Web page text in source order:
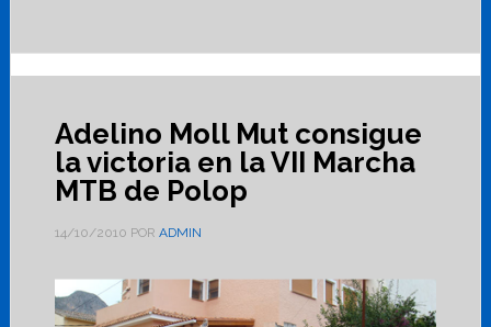
Adelino Moll Mut consigue
la victoria en la VII Marcha
MTB de Polop
14/10/2010 POR ADMIN